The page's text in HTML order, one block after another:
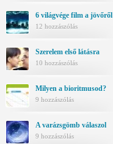
6 világvége film a jövőről
12 hozzászólás
Szerelem első látásra
10 hozzászólás
Milyen a bioritmusod?
9 hozzászólás
A varázsgömb válaszol
9 hozzászólás